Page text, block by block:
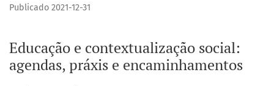
Educação e contextualização social:
agendas, práxis e encaminhamentos
Publicado 2021-12-31